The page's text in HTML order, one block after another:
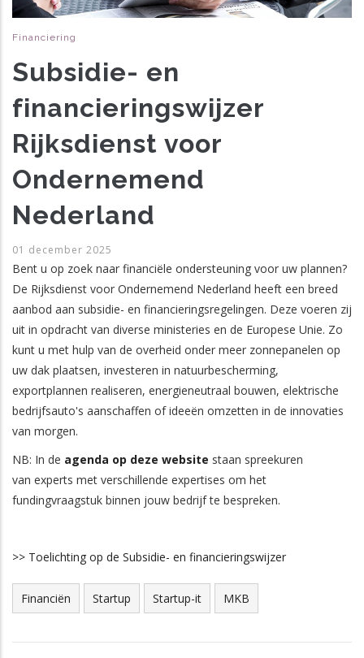
Financiering
Subsidie- en
financieringswijzer
Rijksdienst voor
Ondernemend
Nederland
01 december 2025
Bent u op zoek naar financiële ondersteuning voor uw plannen?
De Rijksdienst voor Ondernemend Nederland heeft een breed
aanbod aan subsidie- en financieringsregelingen. Deze voeren zij
uit in opdracht van diverse ministeries en de Europese Unie. Zo
kunt u met hulp van de overheid onder meer zonnepanelen op
uw dak plaatsen, investeren in natuurbescherming,
exportplannen realiseren, energieneutraal bouwen, elektrische
bedrijfsauto's aanschaffen of ideeën omzetten in de innovaties
van morgen.
NB: In de agenda op deze website staan spreekuren
van experts met verschillende expertises om het
fundingvraagstuk binnen jouw bedrijf te bespreken.
>> Toelichting op de Subsidie- en financieringswijzer
Financiën Startup Startup-it MKB